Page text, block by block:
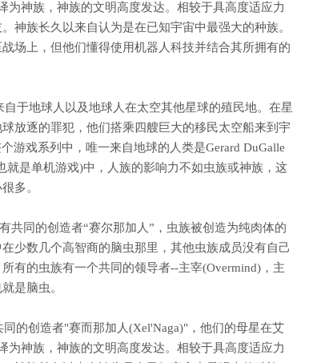
神族，神族的文明高度发达。相较于具高度适应力
神族长久以来自认为是在已知宇宙中最强大的种族。
场上，但他们懂得使用机器人科技并结合其所拥有的
于地球人以及地球人在太空其他星球的殖民地。在星
放逐的罪犯，他们搭乘四艘巨大的移民太空船来到宇
游戏系列中，唯一来自地球的人类是Gerard DuGalle
是单机游戏)中，人族的影响力不如虫族或神族，这
多。
同的创造者“赛尔那加人”，虫族被创造为纯肉体的
少数几个高智商的脑虫那里，其他虫族成员没有自己
有的虫族有一个共同的领导者--主宰(Overmind)，主
是脑虫。
的创造者"赛而那加人(Xel'Naga)"，他们的母星在艾
神族，神族的文明高度发达。相较于具高度适应力